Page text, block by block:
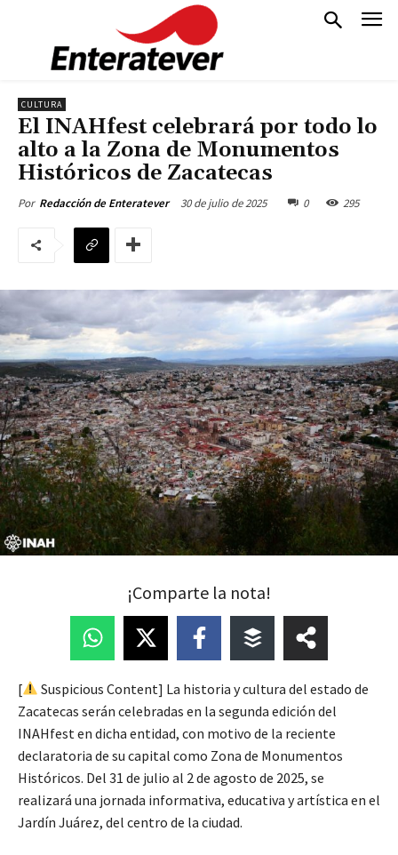
CULTURA
El INAHfest celebrará por todo lo
alto a la Zona de Monumentos
Históricos de Zacatecas
Por Redacción de Enteratever 30 de julio de 2025 0 295
¡Comparte la nota!
[
Suspicious Content] La historia y cultura del estado de
Zacatecas serán celebradas en la segunda edición del
INAHfest en dicha entidad, con motivo de la reciente
declaratoria de su capital como Zona de Monumentos
Históricos. Del 31 de julio al 2 de agosto de 2025, se
realizará una jornada informativa, educativa y artística en el
Jardín Juárez, del centro de la ciudad.